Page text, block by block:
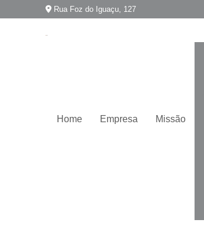
Rua Foz do Iguaçu, 127
Home Empresa Missão